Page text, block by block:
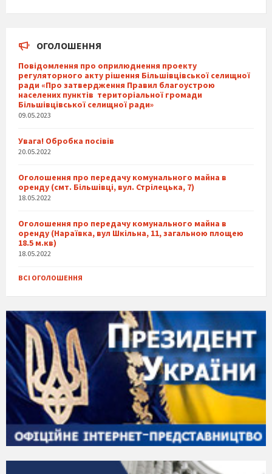
ОГОЛОШЕННЯ
Повідомлення про оприлюднення проекту
регуляторного акту рішення Більшівцівської селищної
ради «Про затвердження Правил благоустрою
населених пунктів територіальної громади
Більшівцівської селищної ради»
09.05.2023
Увага! Обробка посівів
20.05.2022
Оголошення про передачу комунального майна в
оренду (смт. Більшівці, вул. Стрілецька, 7)
18.05.2022
Оголошення про передачу комунального майна в
оренду (Нараївка, вул Шкільна, 11, загальною площею
18.5 м.кв)
18.05.2022
ВСІ ОГОЛОШЕННЯ